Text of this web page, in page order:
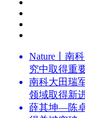
Nature丨南
究中取得重
南科大田瑞
领域取得新
薛其坤—陈